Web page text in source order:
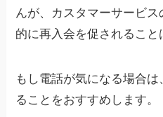
んが、カスタマーサービ
的に再入会を促されること
もし電話が気になる場合
ることをおすすめします。